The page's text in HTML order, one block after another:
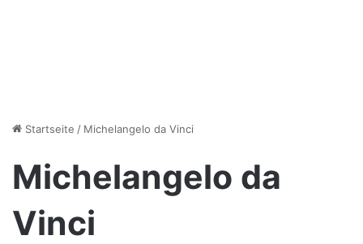
Startseite / Michelangelo da Vinci
Michelangelo da
Vinci